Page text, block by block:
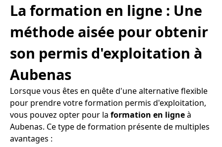
La formation en ligne : Une
méthode aisée pour obtenir
son permis d'exploitation à
Aubenas
Lorsque vous êtes en quête d'une alternative flexible
pour prendre votre formation permis d'exploitation,
vous pouvez opter pour la formation en ligneà
Aubenas. Ce type de formation présente de multiples
avantages :